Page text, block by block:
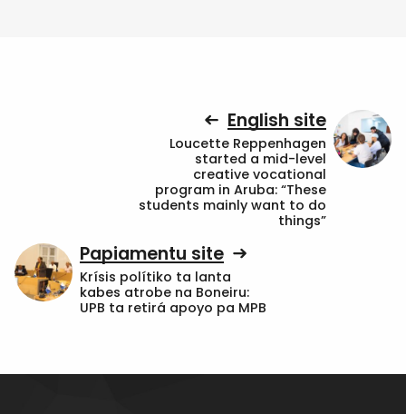
English site
Loucette Reppenhagen
started a mid-level
creative vocational
program in Aruba: “These
students mainly want to do
things”
Papiamentu site
Krísis polítiko ta lanta
kabes atrobe na Boneiru:
UPB ta retirá apoyo pa MPB